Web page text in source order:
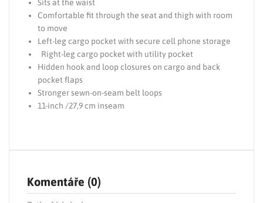
Sits at the waist
Comfortable fit through the seat and thigh with room
to move
Left-leg cargo pocket with secure cell phone storage
Right-leg cargo pocket with utility pocket
Hidden hook and loop closures on cargo and back
pocket flaps
Stronger sewn-on-seam belt loops
11-inch /27,9 cm inseam
Komentáře (0)